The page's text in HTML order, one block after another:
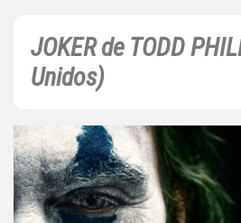
JOKER de TODD
Unidos)